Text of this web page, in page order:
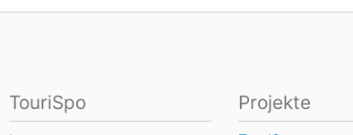
TouriSpo Projekte